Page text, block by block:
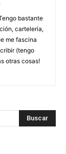
bastante
carteleria,
me fascina
(tengo
otras cosas!